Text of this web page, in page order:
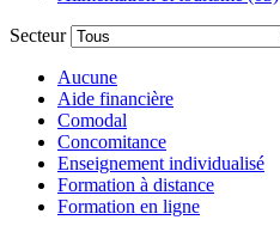
Secteur
Aucune
Aide financière
Comodal
Concomitance
Enseignement individualisé
Formation à distance
Formation en ligne